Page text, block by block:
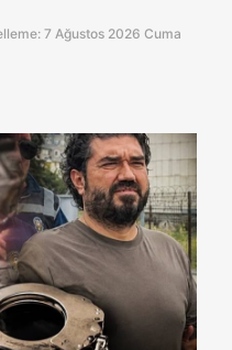
7 Ağustos 2026 Cuma